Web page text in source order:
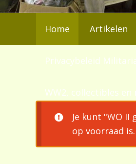
Home Artikelen
Privacybeleid
WW2, collectibles
Je kunt "WO
op voorraad is.